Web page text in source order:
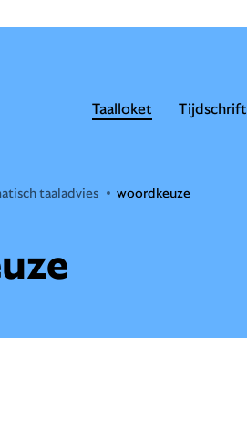
Taalloket Tijdschrift
taaladvies woordkeuze